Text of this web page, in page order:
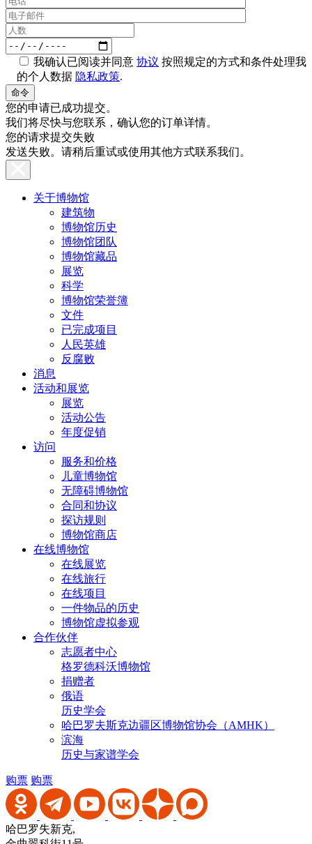
我确认已阅读并同意 协议 按照规定的方式和条件处理我
的个人数据 隐私政策.
您的申请已成功提交。
我们将尽快与您联系，确认您的订单详情。
您的请求提交失败
发送失败。请稍后重试或使用其他方式联系我们。
关于博物馆
建筑物
博物馆历史
博物馆团队
博物馆藏品
展览
科学
博物馆荣誉簿
文件
已完成项目
人民英雄
反腐败
消息
活动和展览
展览
活动公告
年度促销
访问
服务和价格
儿童博物馆
无障碍博物馆
合同和协议
探访规则
博物馆商店
在线博物馆
在线展览
在线旅行
在线项目
一件物品的历史
博物馆虚拟参观
合作伙伴
志愿者中心
格罗德科沃博物馆
捐赠者
俄语
历史学会
哈巴罗夫斯克边疆区博物馆协会（AMHK）
滨海
历史与家谱学会
购票 购票
哈巴罗失新克,